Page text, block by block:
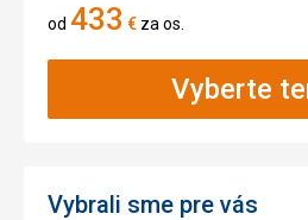
od 433 € za os.
Vyberte
Vybrali sme pre vás